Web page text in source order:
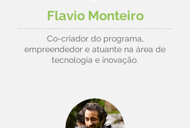
Flavio Monteiro
Co-criador do programa,
empreendedor e atuante na área de
tecnologia e inovação.